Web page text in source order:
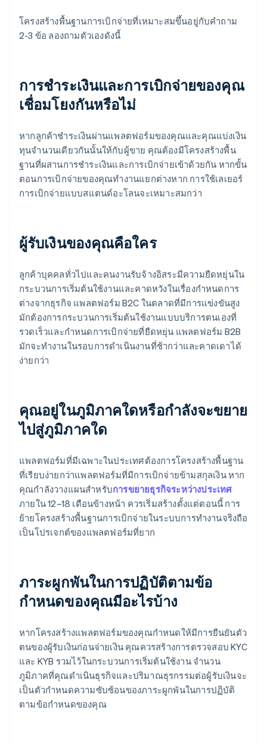
โครงสร้างพื้นฐานการเบิกจ่ายที่เหมาะสมขึ้นอยู่กับคำถาม
2-3 ข้อ ลองถามตัวเองดังนี้
การชำระเงินและการเบิกจ่ายของคุณ
เชื่อมโยงกันหรือไม่
หากลูกค้าชำระเงินผ่านแพลตฟอร์มของคุณและคุณแบ่งเงิน
ทุนจำนวนเดียวกันนั้นให้กับผู้ขาย คุณต้องมีโครงสร้างพื้น
ฐานที่ผสานการชำระเงินและการเบิกจ่ายเข้าด้วยกัน หากขั้น
ตอนการเบิกจ่ายของคุณทำงานแยกต่างหาก การใช้เลเยอร์
การเบิกจ่ายแบบสแตนด์อะโลนจะเหมาะสมกว่า
ผู้รับเงินของคุณคือใคร
ลูกค้าบุคคลทั่วไปและคนงานรับจ้างอิสระมีความยืดหยุ่นใน
กระบวนการเริ่มต้นใช้งานและคาดหวังในเรื่องกำหนดการ
ต่างจากธุรกิจ แพลตฟอร์ม B2C ในตลาดที่มีการแข่งขันสูง
มักต้องการกระบวนการเริ่มต้นใช้งานแบบบริการตนเองที่
รวดเร็วและกำหนดการเบิกจ่ายที่ยืดหยุ่น แพลตฟอร์ม B2B
มักจะทำงานในรอบการดำเนินงานที่ช้ากว่าและคาดเดาได้
ง่ายกว่า
คุณอยู่ในภูมิภาคใดหรือกำลังจะขยาย
ไปสู่ภูมิภาคใด
แพลตฟอร์มที่มีเฉพาะในประเทศต้องการโครงสร้างพื้นฐาน
ที่เรียบง่ายกว่าแพลตฟอร์มที่มีการเบิกจ่ายข้ามสกุลเงิน หาก
คุณกำลังวางแผนสำหรับการขยายธุรกิจระหว่างประเทศ
ภายใน 12–18 เดือนข้างหน้า ควรเริ่มสร้างตั้งแต่ตอนนี้ การ
ย้ายโครงสร้างพื้นฐานการเบิกจ่ายในระบบการทำงานจริงถือ
เป็นโปรเจกต์ของแพลตฟอร์มที่ยาก
ภาระผูกพันในการปฏิบัติตามข้อ
กำหนดของคุณมีอะไรบ้าง
หากโครงสร้างแพลตฟอร์มของคุณกำหนดให้มีการยืนยันตัว
ตนของผู้รับเงินก่อนจ่ายเงิน คุณควรสร้างการตรวจสอบ KYC
และ KYB รวมไว้ในกระบวนการเริ่มต้นใช้งาน จำนวน
ภูมิภาคที่คุณดำเนินธุรกิจและปริมาณธุรกรรมต่อผู้รับเงินจะ
เป็นตัวกำหนดความซับซ้อนของภาระผูกพันในการปฏิบัติ
ตามข้อกำหนดของคุณ